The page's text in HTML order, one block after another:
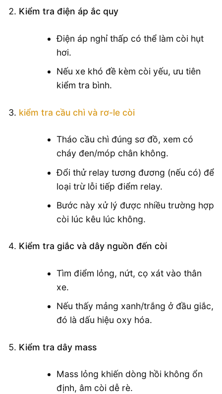
Kiểm tra điện áp ắc quy
Điện áp nghỉ thấp có thể làm còi hụt
hơi.
Nếu xe khó đề kèm còi yếu, ưu tiên
kiểm tra bình.
kiểm tra cầu chì và rơ-le còi
Tháo cầu chì đúng sơ đồ, xem có
cháy đen/móp chân không.
Đổi thử relay tương đương (nếu có) để
loại trừ lỗi tiếp điểm relay.
Bước này xử lý được nhiều trường hợp
còi lúc kêu lúc không.
Kiểm tra giắc và dây nguồn đến còi
Tìm điểm lỏng, nứt, cọ xát vào thân
xe.
Nếu thấy mảng xanh/trắng ở đầu giắc,
đó là dấu hiệu oxy hóa.
Kiểm tra dây mass
Mass lỏng khiến dòng hồi không ổn
định, âm còi dễ rè.